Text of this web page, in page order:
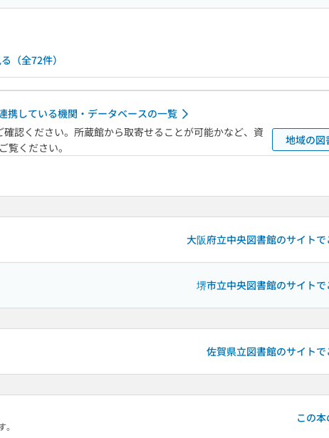
（全72件）
携している機関・データベースの一覧
認ください。所蔵館から取寄せることが可能かなど、資
覧ください。
地域の図
大阪府立中央図書館のサイト
堺市立中央図書館のサイト
佐賀県立図書館のサイト
この